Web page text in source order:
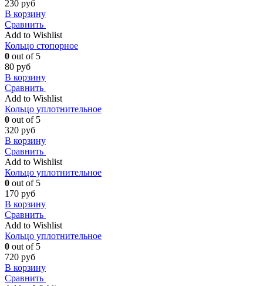
230 руб
В корзину
Сравнить
Add to Wishlist
Кольцо стопорное
0 out of 5
80 руб
В корзину
Сравнить
Add to Wishlist
Кольцо уплотнительное
0 out of 5
320 руб
В корзину
Сравнить
Add to Wishlist
Кольцо уплотнительное
0 out of 5
170 руб
В корзину
Сравнить
Add to Wishlist
Кольцо уплотнительное
0 out of 5
720 руб
В корзину
Сравнить